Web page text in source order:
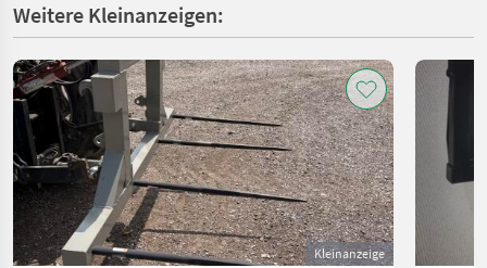
Weitere Kleinanzeigen:
Kleinanzeige